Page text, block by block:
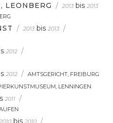
LEONBERG / 2013 bis 2013
/ 2013 bis 2013 /
2012 /
2012 / AMTSGERICHT, FREIBURG
LENNINGEN
2011 /
2010 bis 2010 /